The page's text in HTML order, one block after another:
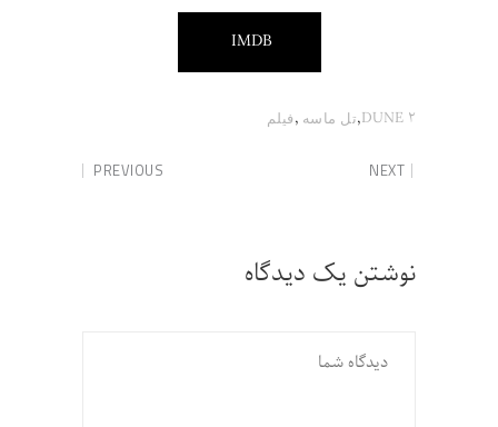
IMDB
DUNE 2
,تل ماسه ,فیلم
PREVIOUS NEXT
نوشتن یک دیدگاه